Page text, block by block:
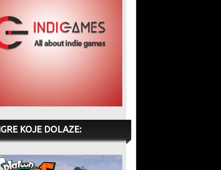
KOJE DOLAZE: